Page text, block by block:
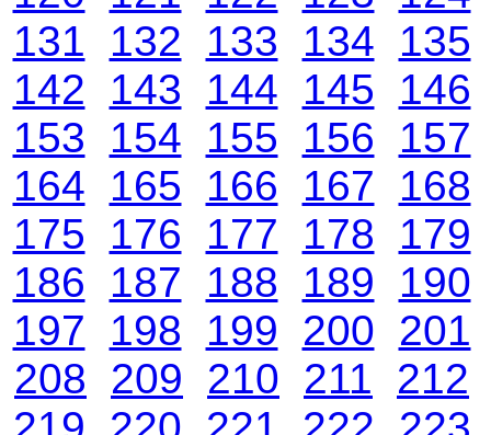
131
132 133 134
135
142
143 144 145
146
153
154 155 156
157
164
165 166 167
168
175
176 177 178
179
186
187 188 189
190
197
198 199 200 201
208
209 210 211
212